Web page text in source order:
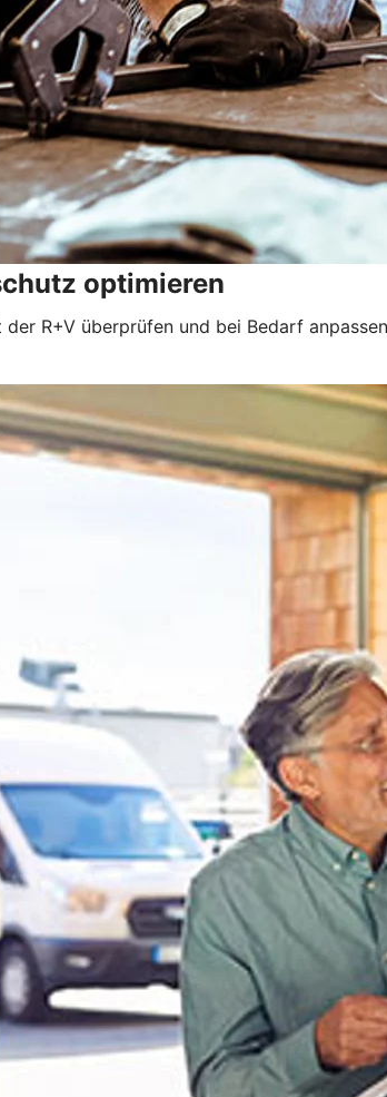
optimieren
R+V überprüfen und bei Bedarf anpassen